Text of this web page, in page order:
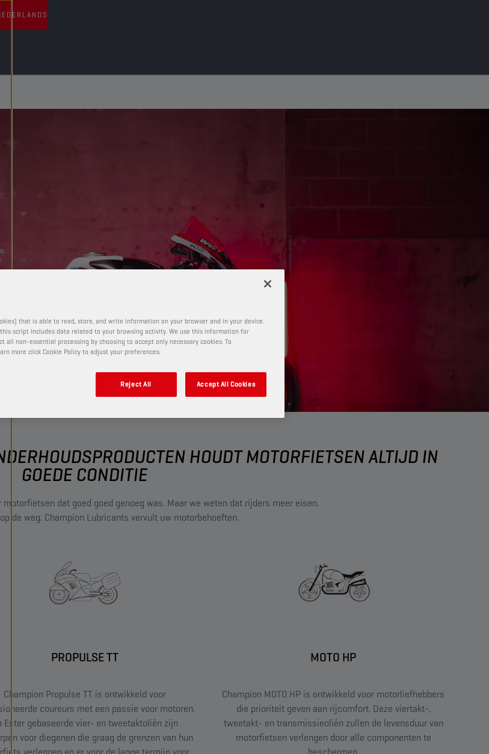
HOUDT MOTORFIETSEN ALTIJD IN
GOEDE CONDITIE
dat goed goed genoeg was. Maar we weten dat rijders meer eisen.
de weg. Champion Lubricants vervult uw motorbehoeften.
PROPULSE TT
Champion Propulse TT is ontwikkeld voor
coureurs met een passie voor motoren.
Ester gebaseerde vier- en tweetaktoliën zijn
voor diegenen die graag de grenzen van hun
MOTO HP
Champion MOTO HP is ontwikkeld voor motorliefhebbers
die prioriteit geven aan rijcomfort. Deze viertakt-,
tweetakt- en transmissieoliën zullen de levensduur van
motorfietsen verlengen door alle componenten te
that is able to read, store, and write information on your browser and in your device.
script includes data related to your browsing activity. We use this information for
all non-essential processing by choosing to accept only necessary cookies. To
more click Cookie Policy to adjust your preferences.
Reject All Accept All Cookies